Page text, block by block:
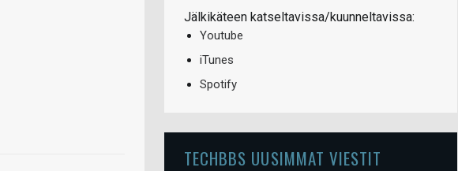
Jälkikäteen katseltavissa/kuunneltavissa:
Youtube
iTunes
Spotify
TECHBBS UUSIMMAT VIESTIT